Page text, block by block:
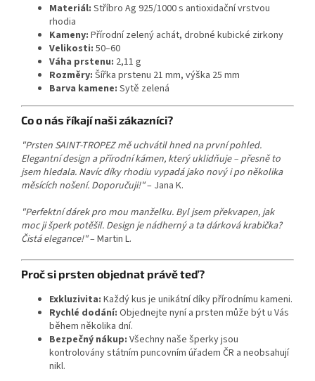
Materiál: Stříbro Ag 925/1000 s antioxidační vrstvou
rhodia
Kameny: Přírodní zelený achát, drobné kubické zirkony
Velikosti: 50–60
Váha prstenu: 2,11 g
Rozměry: Šířka prstenu 21 mm, výška 25 mm
Barva kamene: Sytě zelená
Co o nás říkají naši zákazníci?
"Prsten SAINT-TROPEZ mě uchvátil hned na první pohled.
Elegantní design a přírodní kámen, který uklidňuje – přesně to
jsem hledala. Navíc díky rhodiu vypadá jako nový i po několika
měsících nošení. Doporučuji!"– Jana K.
"Perfektní dárek pro mou manželku. Byl jsem překvapen, jak
moc ji šperk potěšil. Design je nádherný a ta dárková krabička?
Čistá elegance!"– Martin L.
Proč si prsten objednat právě teď?
Exkluzivita: Každý kus je unikátní díky přírodnímu kameni.
Rychlé dodání: Objednejte nyní a prsten může být u Vás
během několika dní.
Bezpečný nákup: Všechny naše šperky jsou
kontrolovány státním puncovním úřadem ČR a neobsahují
nikl.